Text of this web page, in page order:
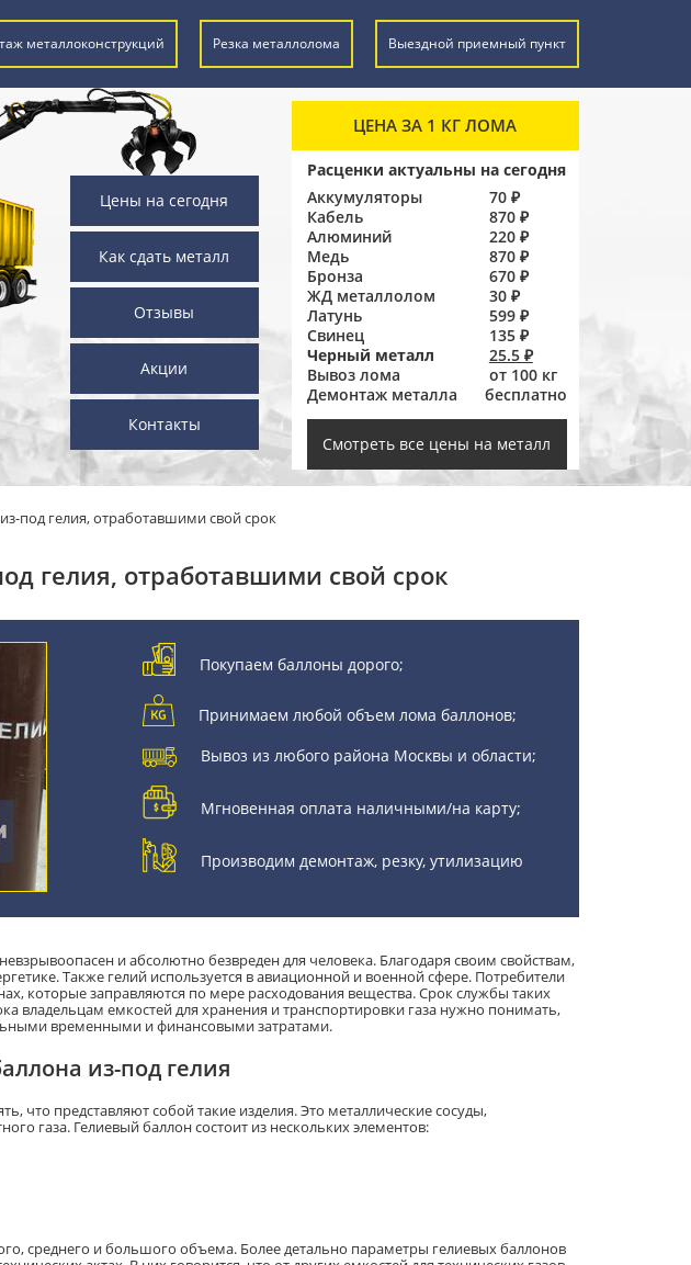
металлоконструкций Резка металлолома Выездной приемный пункт
ЦЕНА ЗА 1 КГ ЛОМА
Расценки актуальны на сегодня
Аккумуляторы
70 ₽
Кабель
870 ₽
Алюминий
220 ₽
Медь
870 ₽
Бронза
670 ₽
ЖД металлолом
30 ₽
Латунь
599 ₽
Свинец
135 ₽
Черный металл
25.5 ₽
Вывоз лома
от 100 кг
Демонтаж металла
бесплатно
Смотреть все цены на металл
Цены на сегодня
Как сдать металл
Отзывы
Акции
Контакты
под гелия, отработавшими свой срок
гелия, отработавшими свой срок
Покупаем баллоны дорого;
Принимаем любой объем лома баллонов;
Вывоз из любого района Москвы и области;
Мгновенная оплата наличными/на карту;
Производим демонтаж, резку, утилизацию
и абсолютно безвреден для человека. Благодаря своим свойствам,
Также гелий используется в авиационной и военной сфере. Потребители
которые заправляются по мере расходования вещества. Срок службы таких
владельцам емкостей для хранения и транспортировки газа нужно понимать,
временными и финансовыми затратами.
из-под гелия
что представляют собой такие изделия. Это металлические сосуды,
газа. Гелиевый баллон состоит из нескольких элементов:
среднего и большого объема. Более детально параметры гелиевых баллонов